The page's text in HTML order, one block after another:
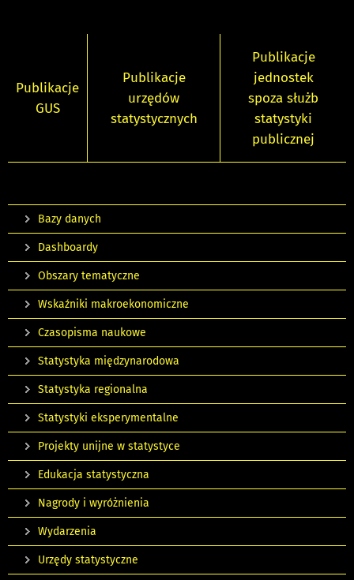
Publikacje
GUS
Publikacje
urzędów
statystycznych
Publikacje
jednostek
spoza służb
statystyki
publicznej
Bazy danych
Dashboardy
Obszary tematyczne
Wskaźniki makroekonomiczne
Czasopisma naukowe
Statystyka międzynarodowa
Statystyka regionalna
Statystyki eksperymentalne
Projekty unijne w statystyce
Edukacja statystyczna
Nagrody i wyróżnienia
Wydarzenia
Urzędy statystyczne